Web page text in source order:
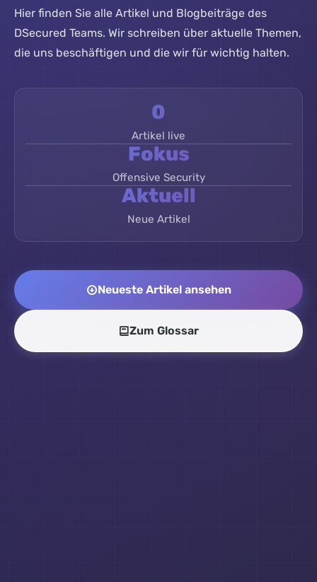
Hier finden Sie alle Artikel und Blogbeiträge des
DSecured Teams. Wir schreiben über aktuelle Themen,
die uns beschäftigen und die wir für wichtig halten.
0
Artikel live
Fokus
Offensive Security
Aktuell
Neue Artikel
Neueste Artikel ansehen
Zum Glossar